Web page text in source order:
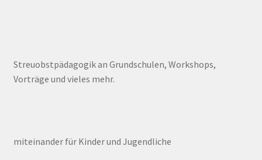
Streuobstpädagogik an Grundschulen, Workshops,
Vorträge und vieles mehr.
miteinander für Kinder und Jugendliche